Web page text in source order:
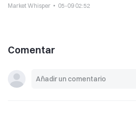
Market Whisper 05-09 02:52
Comentar